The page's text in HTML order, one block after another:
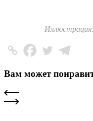
Иллюстрация:
Вам может